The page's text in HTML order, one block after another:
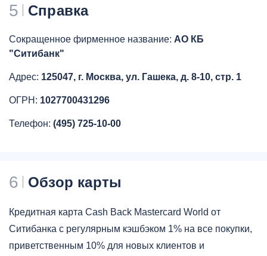
5 Справка
Сокращенное фирменное название: АО КБ
"Ситибанк"
Адрес: 125047, г. Москва, ул. Гашека, д. 8-10, стр. 1
ОГРН: 1027700431296
Телефон: (495) 725-10-00
6 Обзор карты
Кредитная карта Cash Back Mastercard World от
Ситибанка с регулярным кэшбэком 1% на все покупки,
приветственным 10% для новых клиентов и